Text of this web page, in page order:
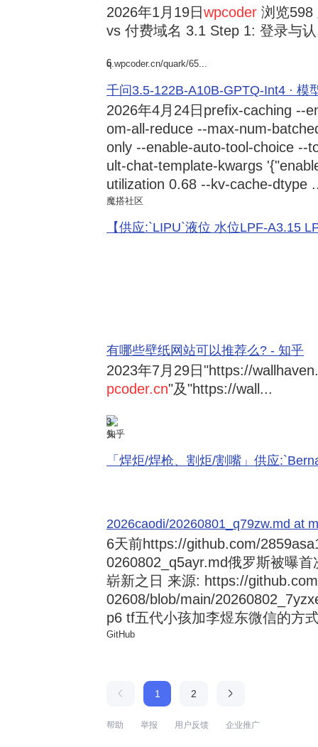
2026年1月19日wpcoder 浏览598
vs 付费域名 3.1 Step 1: 登录与
6
q.wpcoder.cn/quark/65...
千问3.5-122B-A10B-GPTQ-Int4 · 模
2026年4月24日 prefix-caching --
om-all-reduce --max-num-
only --enable-auto-tool-choice --
ult-chat-template-kwargs
utilization 0.68 --kv-cache-dtype
魔搭社区
【供应:`LIPU`液位 水位LPF-A3.15
有哪些壁纸网站可以推荐么? - 知乎
2023年7月29日 "https://
pcoder.cn"及"https://wall...
3
知乎
「焊炬/焊枪、割炬/割嘴」供应
2026caodi/20260801_q79zw.md at
6天前https://github.com/
0260802_q5ayr.md俄罗斯被曝
崭新之日 来源: https://
02608/blob/main/
p6 tf五代小孩加李煜东微信的方
GitHub
1 2
帮助 举报 用户反馈 企业推广